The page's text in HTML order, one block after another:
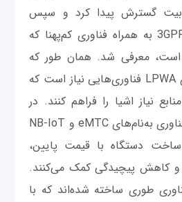
گسترش پیدا کرد و سپس
نسخه 13 استاندارد 3GPP به همراه فناوری کم‌پهنا که
است، معرفی شد. همان طور که
گفته شد، در شبکه‌های LPWA فناوری‌هایی نیاز است که
نیاز اشیا را فراهم کنند. در
نسخه 13 از LTE دو فناوری به‌نام‌های eMTC و NB-IoT
دستگاه با قیمت پایین،
و کاهش پیچیدگی کمک می‌کنند.
طوری ساخته شده‌اند که با